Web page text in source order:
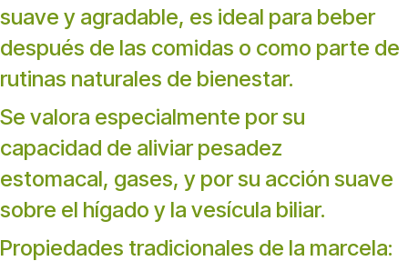
suave y agradable, es ideal para beber
después de las comidas o como parte de
rutinas naturales de bienestar.
Se valora especialmente por su
capacidad de aliviar pesadez
estomacal, gases, y por su acción suave
sobre el hígado y la vesícula biliar.
Propiedades tradicionales de la marcela: